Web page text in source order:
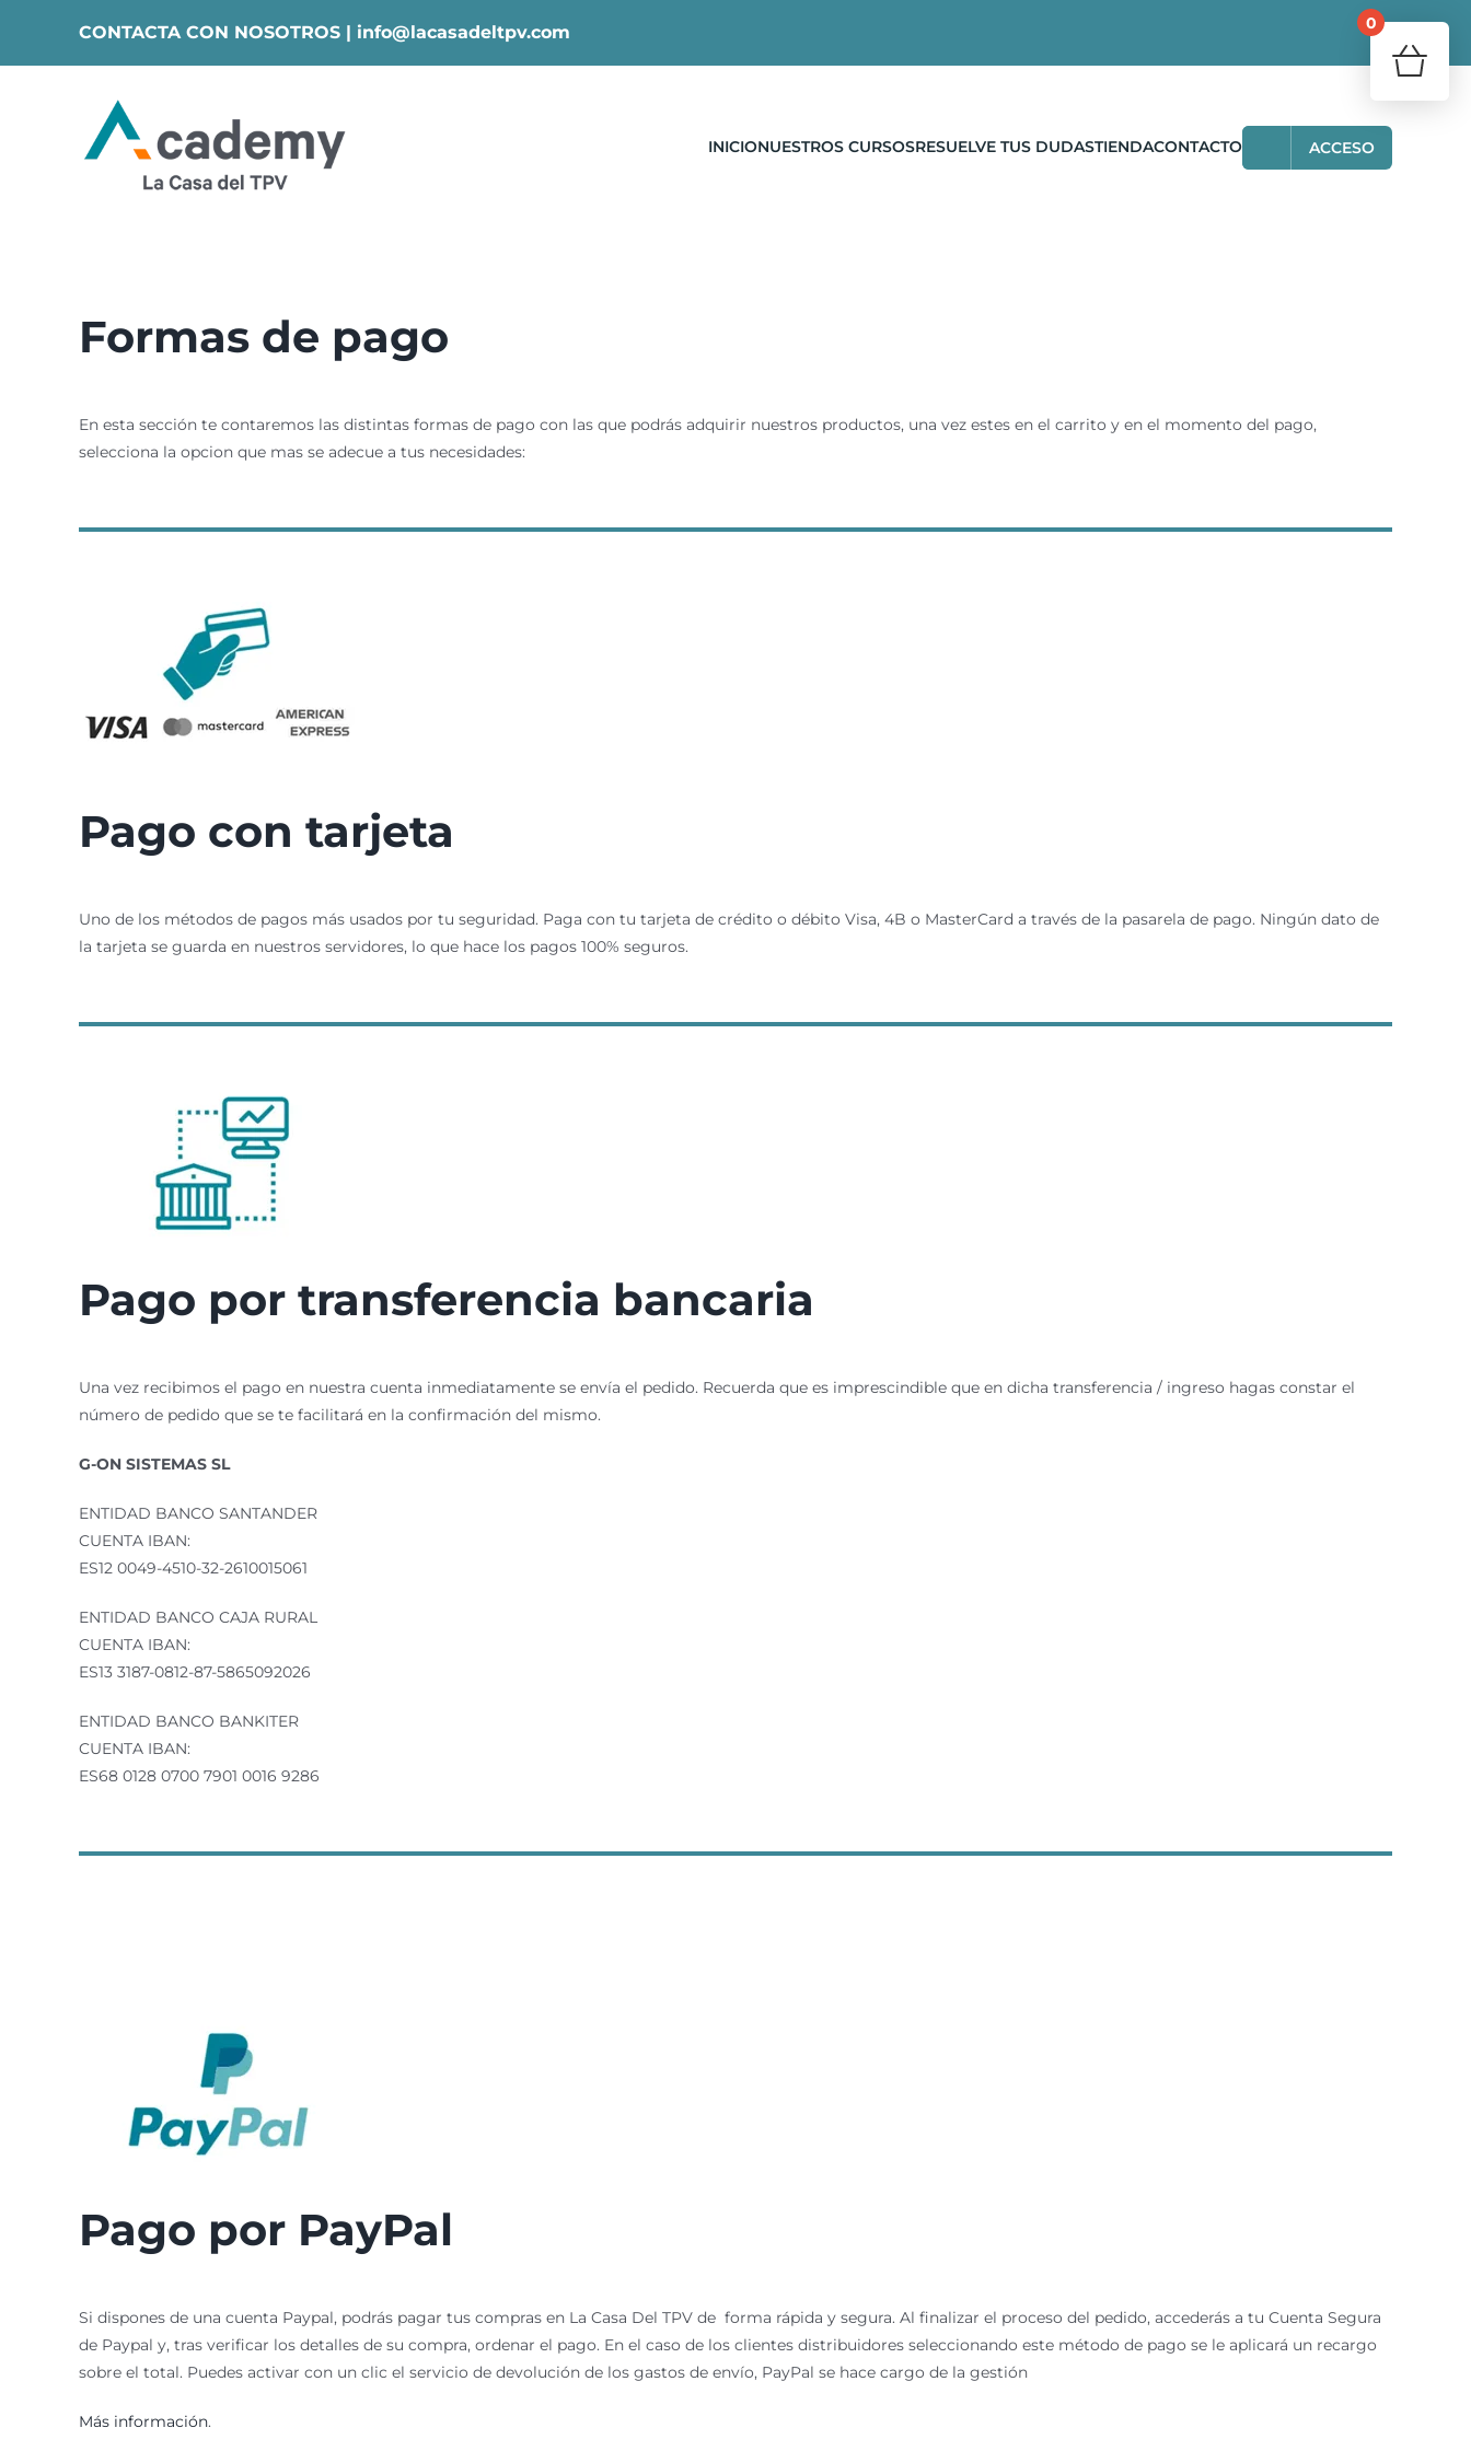
content
CONTACTA CON NOSOTROS | info@lacasadeltpv.com
INICIONUESTROS CURSOSRESUELVE TUS DUDASTIENDACONTACTO ACCESO
Formas de pago
En esta sección te contaremos las distintas formas de pago con las que podrás adquirir nuestros productos, una vez estes en el carrito y en el momento del pago,
selecciona la opcion que mas se adecue a tus necesidades:
Pago con tarjeta
Uno de los métodos de pagos más usados por tu seguridad. Paga con tu tarjeta de crédito o débito Visa, 4B o MasterCard a través de la pasarela de pago. Ningún dato de
la tarjeta se guarda en nuestros servidores, lo que hace los pagos 100% seguros.
Pago por transferencia bancaria
Una vez recibimos el pago en nuestra cuenta inmediatamente se envía el pedido. Recuerda que es imprescindible que en dicha transferencia / ingreso hagas constar el
número de pedido que se te facilitará en la confirmación del mismo.
G-ON SISTEMAS SL
ENTIDAD BANCO SANTANDER
CUENTA IBAN:
ES12 0049-4510-32-2610015061
ENTIDAD BANCO CAJA RURAL
CUENTA IBAN:
ES13 3187-0812-87-5865092026
ENTIDAD BANCO BANKITER
CUENTA IBAN:
ES68 0128 0700 7901 0016 9286
Pago por PayPal
Si dispones de una cuenta Paypal, podrás pagar tus compras en La Casa Del TPV de forma rápida y segura. Al finalizar el proceso del pedido, accederás a tu Cuenta Segura
de Paypal y, tras verificar los detalles de su compra, ordenar el pago. En el caso de los clientes distribuidores seleccionando este método de pago se le aplicará un recargo
sobre el total. Puedes activar con un clic el servicio de devolución de los gastos de envío, PayPal se hace cargo de la gestión
Más información.
¿Tu
0